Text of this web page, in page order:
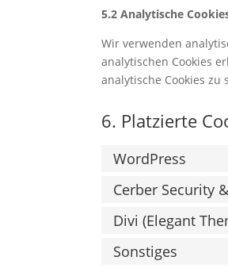
5.2 Analytische
Wir verwenden
analytischen Cookies
analytische Cookies zu
6. Platzierte
WordPress
Cerber Security
Divi (Elegant
Sonstiges